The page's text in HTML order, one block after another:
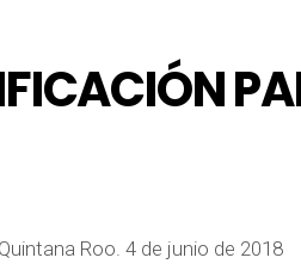
Roo. 4 de junio de 2018